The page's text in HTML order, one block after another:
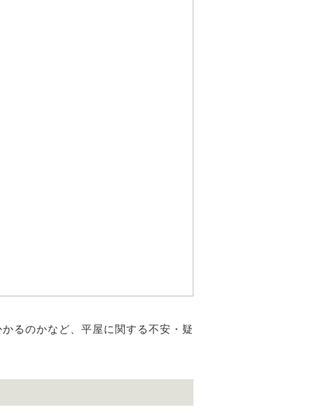
るのかなど、平屋に関する不安・疑